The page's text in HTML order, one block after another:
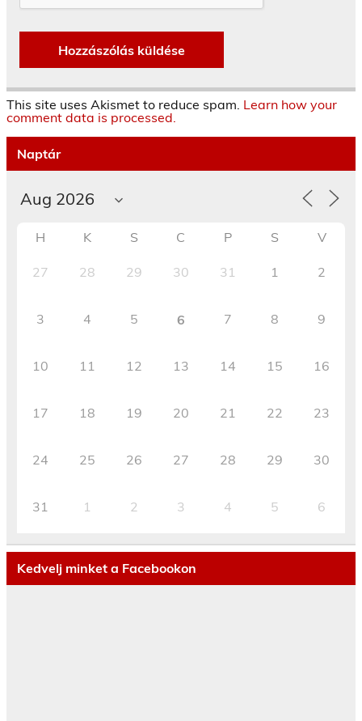
This site uses Akismet to reduce spam. Learn how your
comment data is processed.
Naptár
H K S C P S V
27 28 29 30 31 1 2
3 4 5 6 7 8 9
10 11 12 13 14 15 16
17 18 19 20 21 22 23
24 25 26 27 28 29 30
31 1 2 3 4 5 6
Kedvelj minket a Facebookon